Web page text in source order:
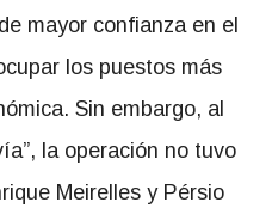
mayor confianza en el
los puestos más
Sin embargo, al
la operación no tuvo
Meirelles y Pérsio